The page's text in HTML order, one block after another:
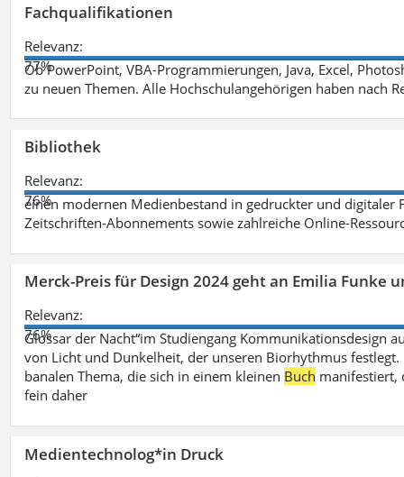
Fachqualifikationen
Relevanz:
77%
Ob PowerPoint, VBA-Programmierungen, Java, Excel,
zu neuen Themen. Alle Hochschulangehörigen haben nach
Bibliothek
Relevanz:
76%
einen modernen Medienbestand in gedruckter und
Zeitschriften-Abonnements sowie zahlreiche Online-
Merck-Preis für Design 2024 geht an Emilia Funke
Relevanz:
76%
Glossar der Nacht“im Studiengang Kommunikationsdesign
von Licht und Dunkelheit, der unseren Biorhythmus
banalen Thema, die sich in einem kleinen Buch manifestiert,
fein daher
Medientechnolog*in Druck